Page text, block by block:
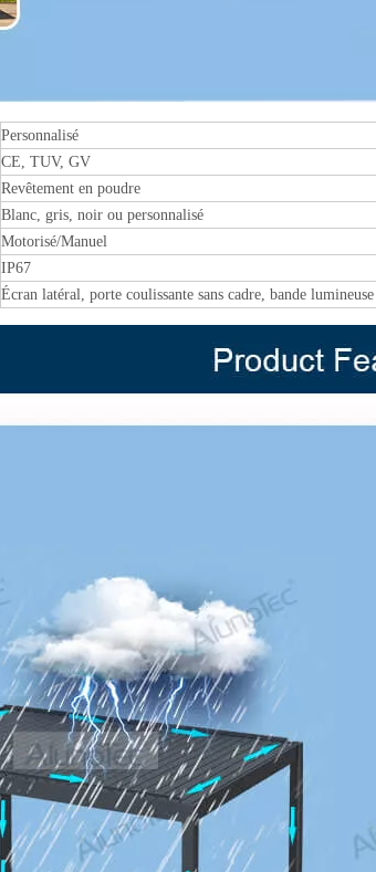
Personnalisé
CE, TUV, GV
Revêtement en poudre
Blanc, gris, noir ou personnalisé
Motorisé/Manuel
IP67
Écran latéral, porte coulissante sans cadre, bande